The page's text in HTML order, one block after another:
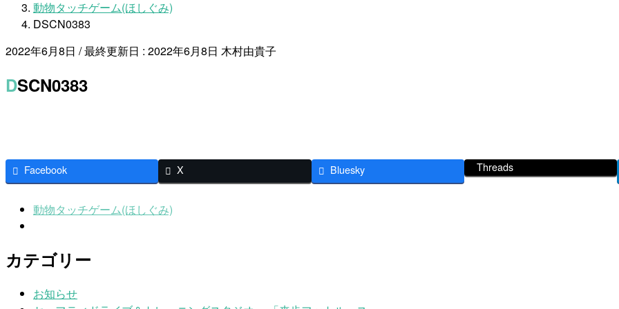
動物タッチゲーム(ほしぐみ)
DSCN0383
2022年6月8日 / 最終更新日 : 2022年6月8日 木村由貴子
DSCN0383
Facebook X Bluesky Threads
動物タッチゲーム(ほしぐみ)
カテゴリー
お知らせ